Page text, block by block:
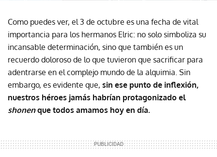
Como puedes ver, el 3 de octubre es una fecha de vital
importancia para los hermanos Elric: no solo simboliza su
incansable determinación, sino que también es un
recuerdo doloroso de lo que tuvieron que sacrificar para
adentrarse en el complejo mundo de la alquimia. Sin
embargo, es evidente que, sin ese punto de inflexión,
nuestros héroes jamás habrían protagonizado el
shonenque todos amamos hoy en día.